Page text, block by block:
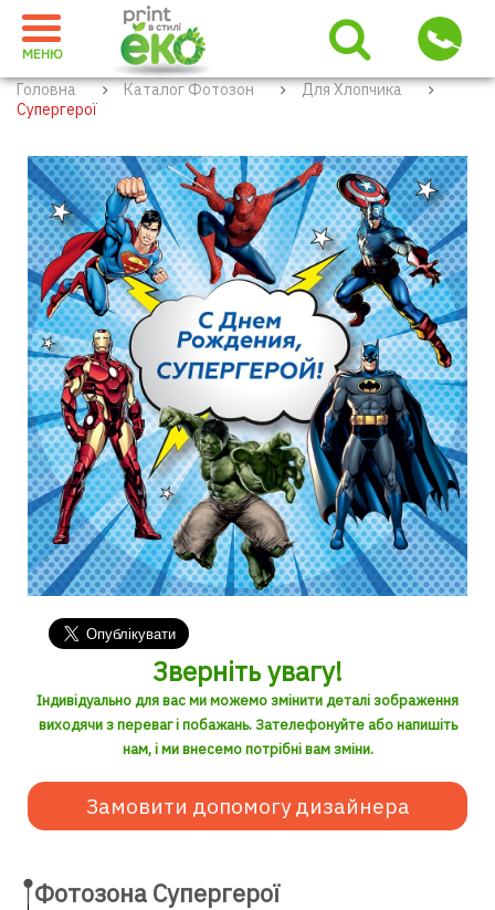
МЕНЮ
Головна Каталог Фотозон
Для Хлопчика
Супергерої
Зверніть увагу!
Індивідуально для вас ми можемо змінити деталі зображення
виходячи з переваг і побажань. Зателефонуйте або напишіть
нам, і ми внесемо потрібні вам зміни.
Замовити допомогу дизайнера
Фотозона Супергерої